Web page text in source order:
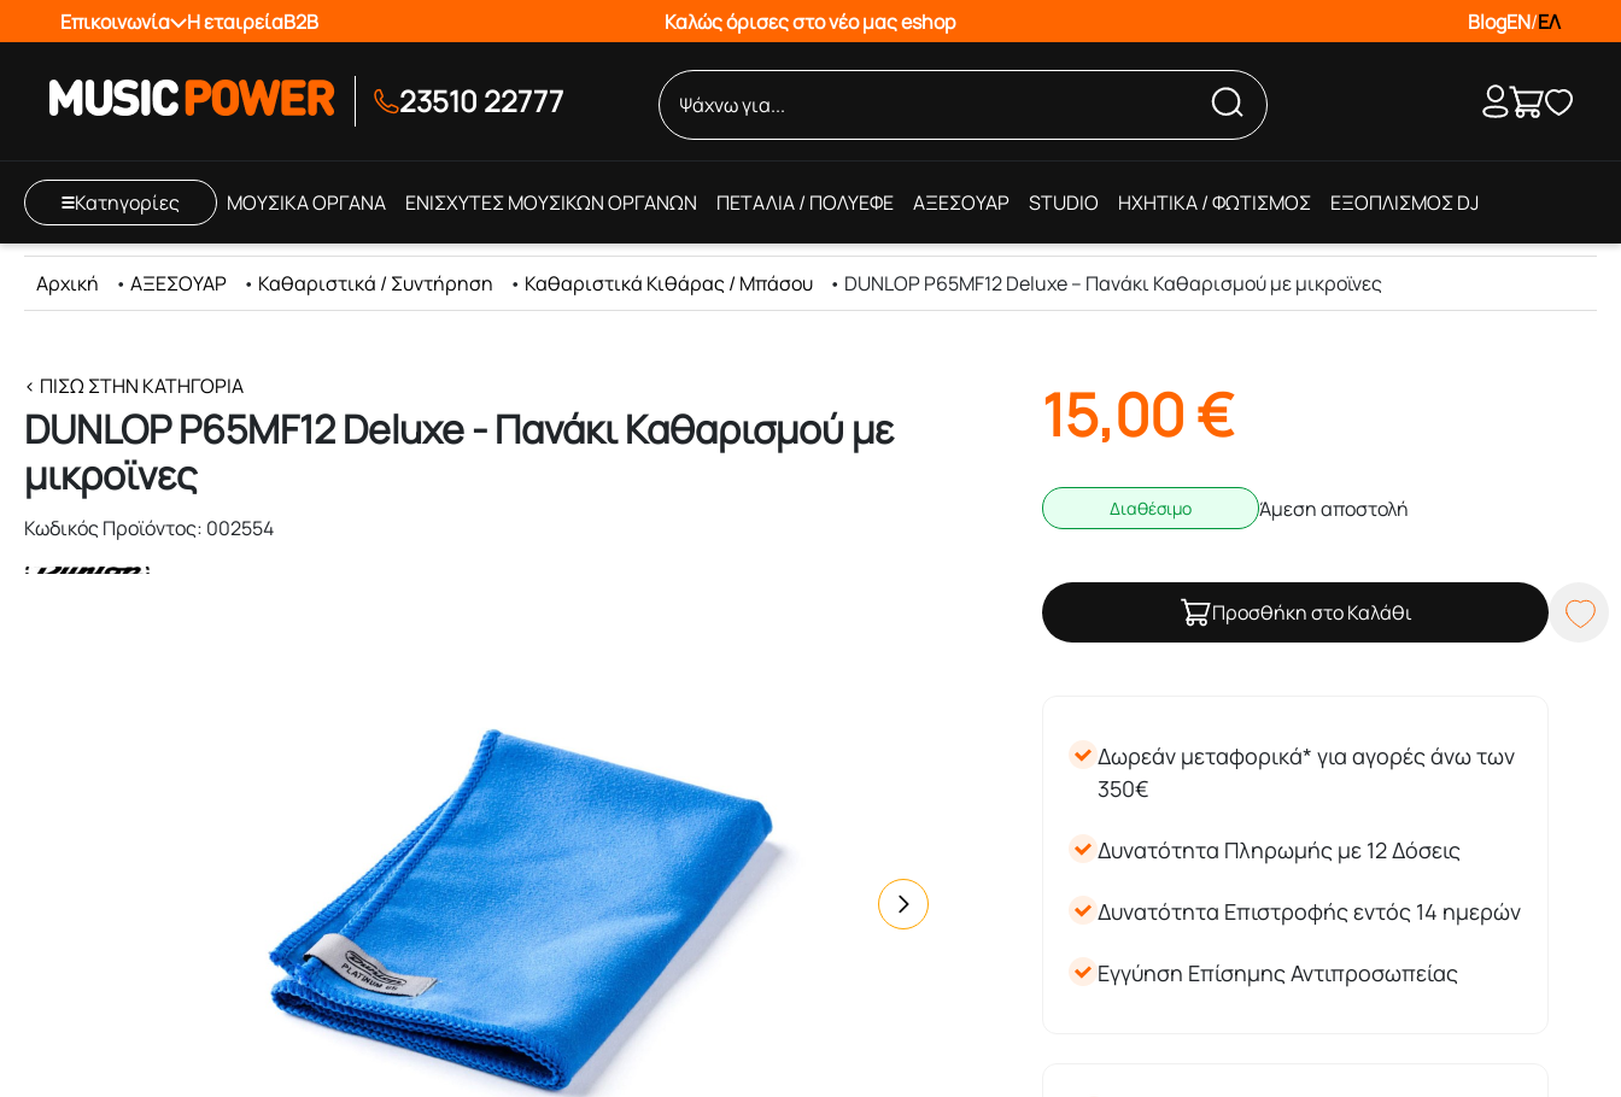
Επικοινωνία Η εταιρείαB2B Καλώς όρισες στο νέο μας eshop BlogEN/ΕΛ
23510 22777
Κατηγορίες ΜΟΥΣΙΚΑ ΟΡΓΑΝΑ ΕΝΙΣΧΥΤΕΣ ΜΟΥΣΙΚΩΝ ΟΡΓΑΝΩΝ ΠΕΤΑΛΙΑ / ΠΟΛΥΕΦΕ ΑΞΕΣΟΥΑΡ STUDIO ΗΧΗΤΙΚΑ / ΦΩΤΙΣΜΟΣ ΕΞΟΠΛΙΣΜΟΣ DJ
Αρχική • ΑΞΕΣΟΥΑΡ • Καθαριστικά / Συντήρηση • Καθαριστικά Κιθάρας / Μπάσου • DUNLOP P65MF12 Deluxe – Πανάκι Καθαρισμού με μικροϊνες
< ΠΊΣΩ ΣΤΗΝ ΚΑΤΗΓΟΡΊΑ
DUNLOP P65MF12 Deluxe - Πανάκι Καθαρισμού με
μικροϊνες
Κωδικός Προϊόντος: 002554
15,00€
Διαθέσιμο Άμεση αποστολή
Προσθήκη στο Καλάθι
Δωρεάν μεταφορικά* για αγορές άνω των
350€
Δυνατότητα Πληρωμής με 12 Δόσεις
Δυνατότητα Επιστροφής εντός 14 ημερών
Εγγύηση Επίσημης Αντιπροσωπείας